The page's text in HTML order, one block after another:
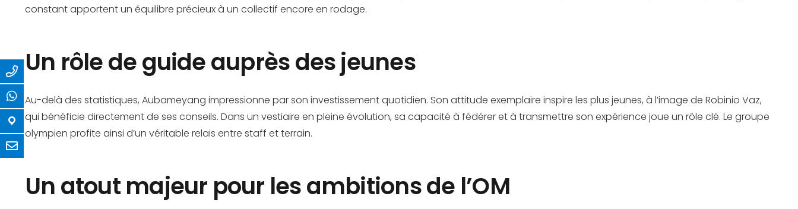
constant apportent un équilibre précieux à un collectif encore en rodage.
Un rôle de guide auprès des jeunes
Au-delà des statistiques, Aubameyang impressionne par son investissement quotidien. Son attitude exemplaire inspire les plus jeunes, à l’image de Robinio Vaz,
qui bénéficie directement de ses conseils. Dans un vestiaire en pleine évolution, sa capacité à fédérer et à transmettre son expérience joue un rôle clé. Le groupe
olympien profite ainsi d’un véritable relais entre staff et terrain.
Un atout majeur pour les ambitions de l’OM